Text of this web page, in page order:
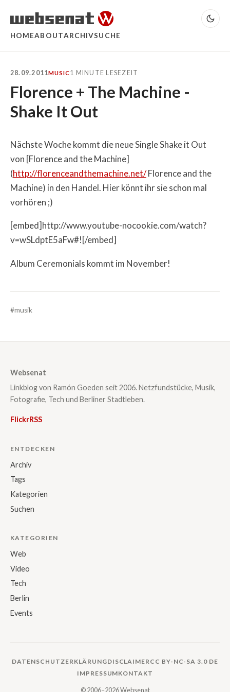
HOMEABOUTARCHIVSUCHE
28.09.2011MUSIC1 MINUTE LESEZEIT
Florence + The Machine -
Shake It Out
Nächste Woche kommt die neue Single Shake it Out
von [Florence and the Machine]
(http://florenceandthemachine.net/Florence and the
Machine) in den Handel. Hier könnt ihr sie schon mal
vorhören ;)
[embed]http://www.youtube-nocookie.com/watch?
v=wSLdptE5aFw#![/embed]
Album Ceremonials kommt im November!
#musik
Websenat
Linkblog von Ramón Goeden seit 2006. Netzfundstücke, Musik,
Fotografie, Tech und Berliner Stadtleben.
FlickrRSS
ENTDECKEN
Archiv
Tags
Kategorien
Suchen
KATEGORIEN
Web
Video
Tech
Berlin
Events
DATENSCHUTZERKLÄRUNGDISCLAIMERCC BY-NC-SA 3.0 DE
IMPRESSUMKONTAKT
© 2006–2026 Websenat